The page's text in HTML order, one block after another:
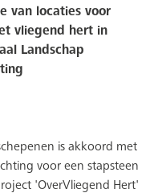
van locaties voor
vliegend hert in
Landschap
is akkoord met
voor een stapsteen
'OverVliegend Hert'